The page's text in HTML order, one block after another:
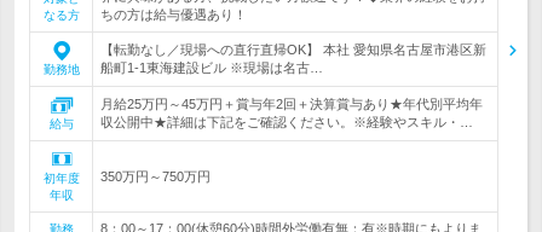
なる方
ちの方は給与優遇あり！
勤務地
【転勤なし／現場への直行直帰OK】 本社 愛知県名古屋市港区新
船町1-1東海建設ビル ※現場は名古…
給与
月給25万円～45万円＋賞与年2回＋決算賞与あり★年代別平均年
収公開中★詳細は下記をご確認ください。※経験やスキル・…
初年度
年収
350万円～750万円
勤務
8：00～17：00(休憩60分)時間外労働有無：有※時期にもよりま